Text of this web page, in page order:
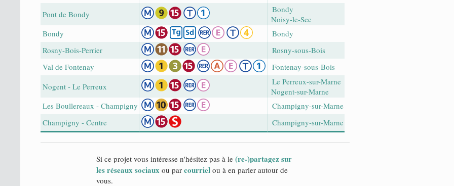
Pont de Bondy
Bondy
Noisy-le-Sec
Bondy
Bondy
Rosny-Bois-Perrier
Rosny-sous-Bois
Val de Fontenay
Fontenay-sous-Bois
Nogent - Le Perreux
Le Perreux-sur-Marne
Nogent-sur-Marne
Les Boullereaux - Champigny
Champigny-sur-Marne
Champigny - Centre
Champigny-sur-Marne
Si ce projet vous intéresse n'hésitez pas à le (re-)partagez sur
les réseaux sociaux ou par courriel ou à en parler autour de
vous.